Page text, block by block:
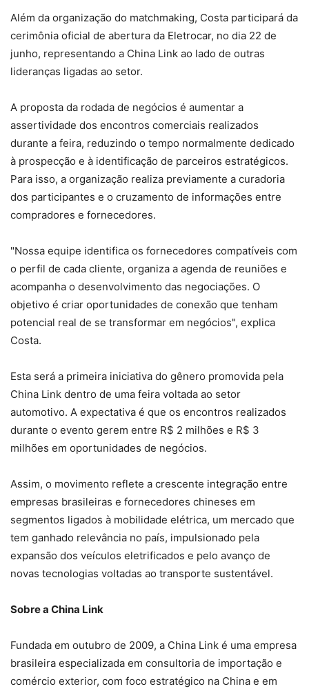
Além da organização do matchmaking, Costa participará da
cerimônia oficial de abertura da Eletrocar, no dia 22 de
junho, representando a China Link ao lado de outras
lideranças ligadas ao setor.
A proposta da rodada de negócios é aumentar a
assertividade dos encontros comerciais realizados
durante a feira, reduzindo o tempo normalmente dedicado
à prospecção e à identificação de parceiros estratégicos.
Para isso, a organização realiza previamente a curadoria
dos participantes e o cruzamento de informações entre
compradores e fornecedores.
"Nossa equipe identifica os fornecedores compatíveis com
o perfil de cada cliente, organiza a agenda de reuniões e
acompanha o desenvolvimento das negociações. O
objetivo é criar oportunidades de conexão que tenham
potencial real de se transformar em negócios", explica
Costa.
Esta será a primeira iniciativa do gênero promovida pela
China Link dentro de uma feira voltada ao setor
automotivo. A expectativa é que os encontros realizados
durante o evento gerem entre R$ 2 milhões e R$ 3
milhões em oportunidades de negócios.
Assim, o movimento reflete a crescente integração entre
empresas brasileiras e fornecedores chineses em
segmentos ligados à mobilidade elétrica, um mercado que
tem ganhado relevância no país, impulsionado pela
expansão dos veículos eletrificados e pelo avanço de
novas tecnologias voltadas ao transporte sustentável.
Sobre a China Link
Fundada em outubro de 2009, a China Link é uma empresa
brasileira especializada em consultoria de importação e
comércio exterior, com foco estratégico na China e em